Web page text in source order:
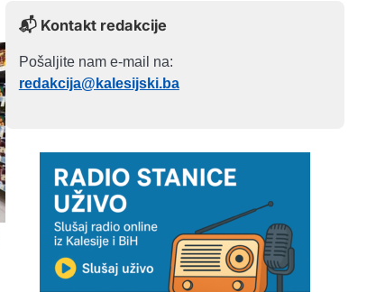
📬 Kontakt redakcije
Pošaljite nam e-mail na:
redakcija@kalesijski.ba